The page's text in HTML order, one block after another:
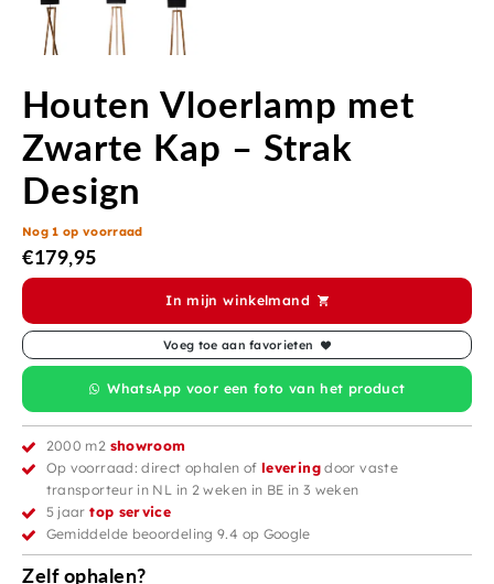
Houten Vloerlamp met
Zwarte Kap – Strak
Design
Nog 1 op voorraad
€179,95
In mijn winkelmand
Voeg toe aan favorieten
WhatsApp voor een foto van het product
2000 m2 showroom
Op voorraad: direct ophalen ofleveringdoor vaste
transporteur in NL in 2 weken in BE in 3 weken
5 jaartop service
Gemiddelde beoordeling 9.4 op Google
Zelf ophalen?